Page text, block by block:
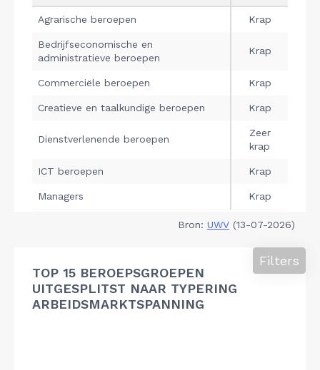
Bron: UWV (13-07-2026)
TOP 15 BEROEPSGROEPEN
UITGESPLITST NAAR TYPERING
ARBEIDSMARKTSPANNING
Filters